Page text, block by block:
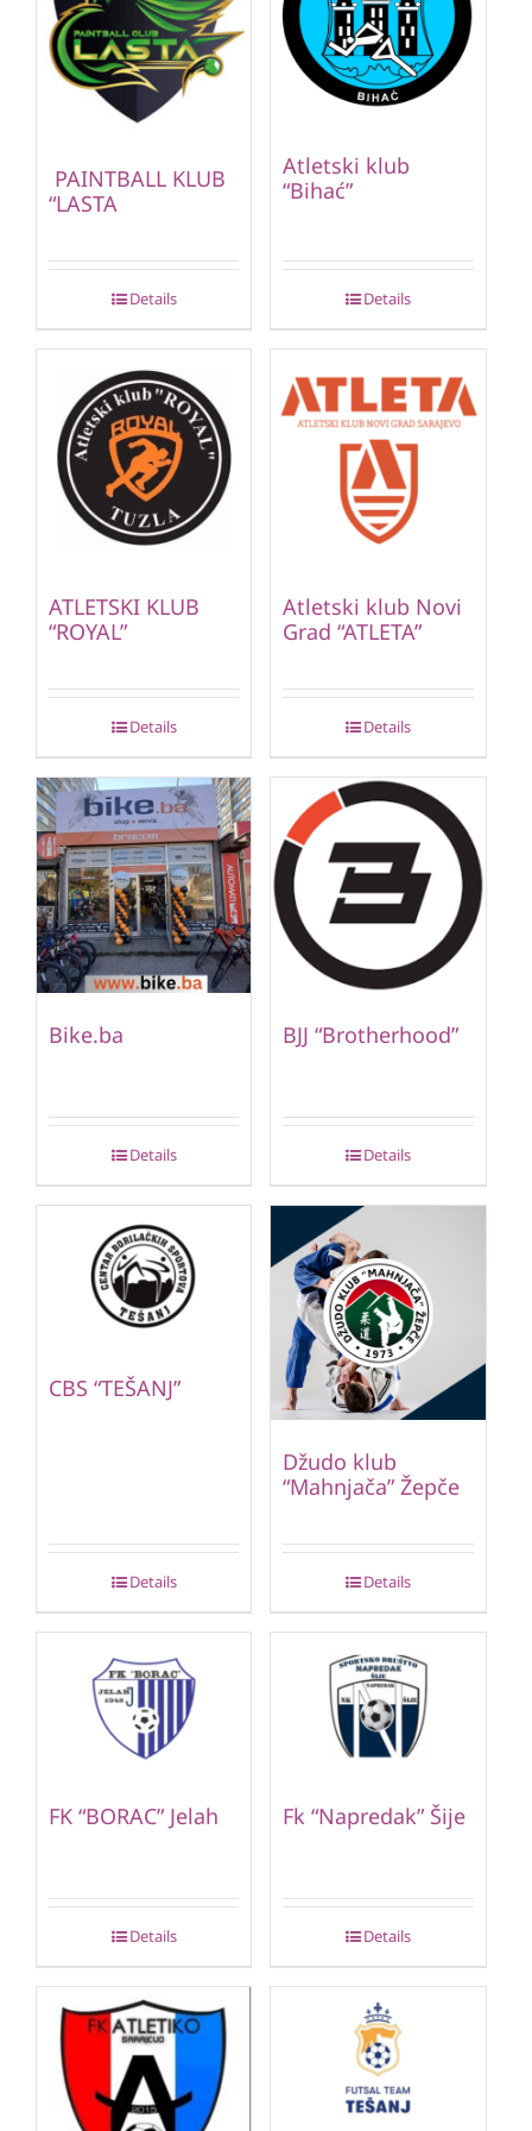
PAINTBALL KLUB
“LASTA
Details
Atletski klub
“Bihać”
Details
ATLETSKI KLUB
“ROYAL”
Details
Atletski klub Novi
Grad “ATLETA”
Details
Bike.ba
Details
BJJ “Brotherhood”
Details
CBS “TEŠANJ”
Details
Džudo klub
“Mahnjača” Žepče
Details
FK “BORAC” Jelah
Details
Fk “Napredak” Šije
Details